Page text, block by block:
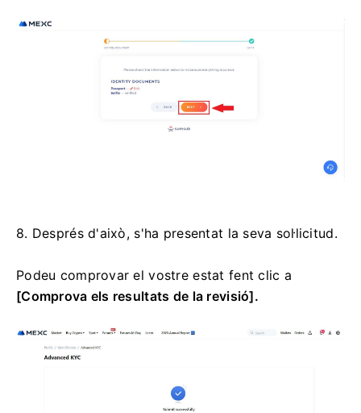
8. Després d'això, s'ha presentat la seva sol·licitud.
Podeu comprovar el vostre estat fent clic a
[Comprova els resultats de la revisió].